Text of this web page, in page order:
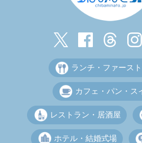
ランチ・ファース
カフェ・パン・ス
レストラン・居酒屋
ホテル・結婚式場